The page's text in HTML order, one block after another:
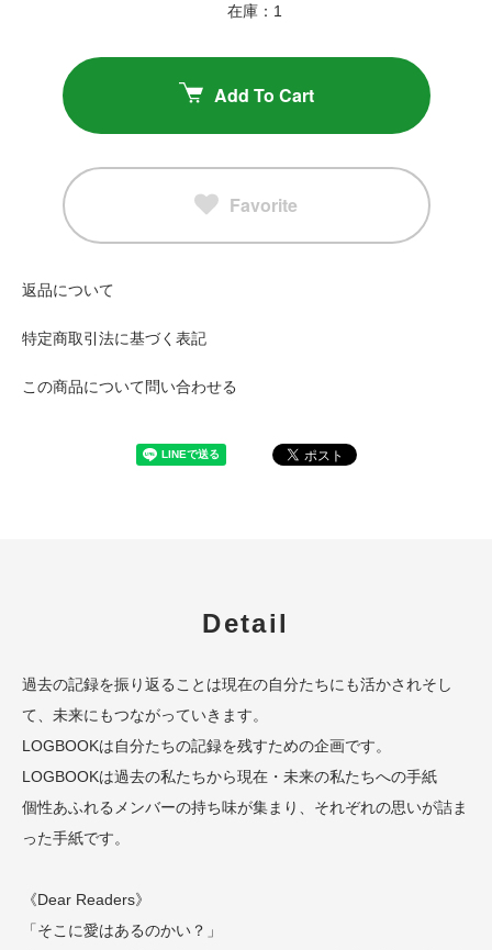
在庫：1
Add To Cart
Favorite
返品について
特定商取引法に基づく表記
この商品について問い合わせる
Detail
過去の記録を振り返ることは現在の自分たちにも活かされそし
て、未来にもつながっていきます。
LOGBOOKは自分たちの記録を残すための企画です。
LOGBOOKは過去の私たちから現在・未来の私たちへの手紙
個性あふれるメンバーの持ち味が集まり、それぞれの思いが詰ま
った手紙です。
《Dear Readers》
「そこに愛はあるのかい？」